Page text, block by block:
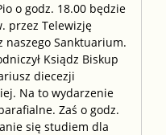
o godz. 18.00 będzie
przez Telewizję
naszego Sanktuarium.
Ksiądz Biskup
diecezji
Na to wydarzenie
Zaś o godz.
się studiem dla